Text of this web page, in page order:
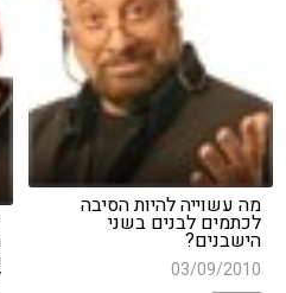
מה עשוייה להיות הסיבה
לכתמים לבנים בשני
הישבנים?
03/09/2010